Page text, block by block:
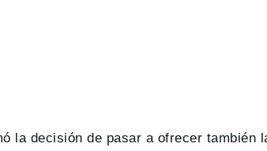
la decisión de pasar a ofrecer también